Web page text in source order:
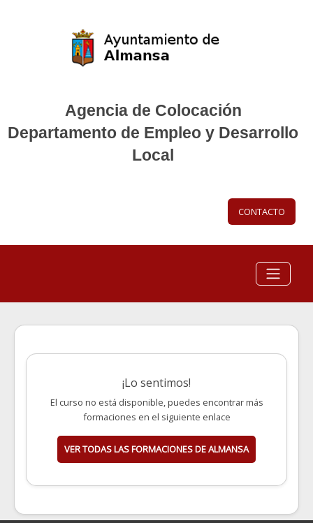
Agencia de Colocación
Departamento de Empleo y Desarrollo
Local
CONTACTO
¡Lo sentimos!
El curso no está disponible, puedes encontrar más
formaciones en el siguiente enlace
VER TODAS LAS FORMACIONES DE ALMANSA